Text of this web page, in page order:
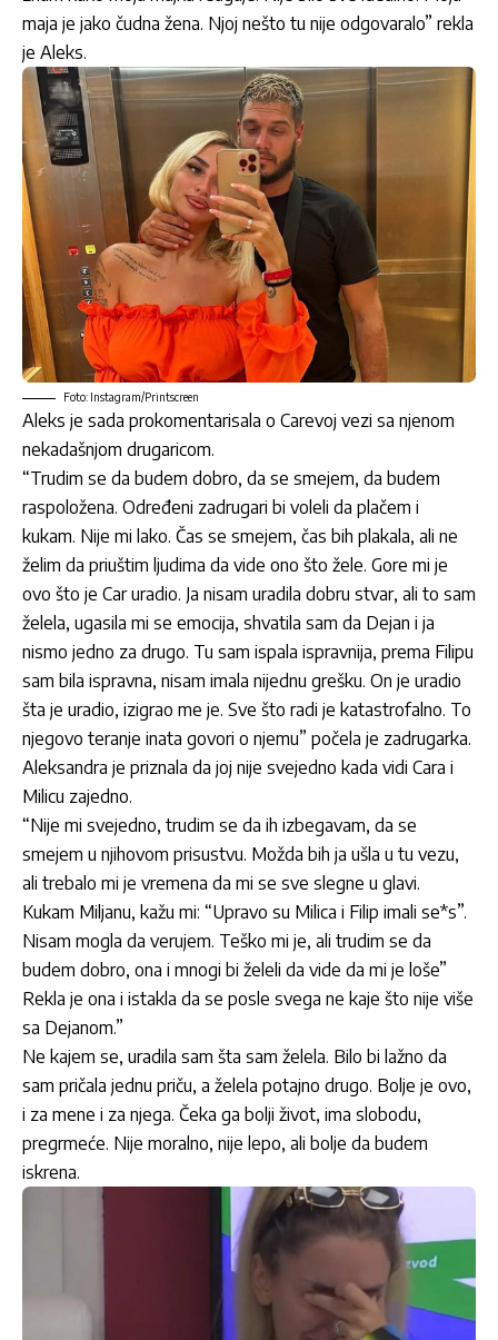
maja je jako čudna žena. Njoj nešto tu nije odgovaralo” rekla
je Aleks.
Foto: Instagram/Printscreen
Aleks je sada prokomentarisala o Carevoj vezi sa njenom
nekadašnjom drugaricom.
“Trudim se da budem dobro, da se smejem, da budem
raspoložena. Određeni zadrugari bi voleli da plačem i
kukam. Nije mi lako. Čas se smejem, čas bih plakala, ali ne
želim da priuštim ljudima da vide ono što žele. Gore mi je
ovo što je Car uradio. Ja nisam uradila dobru stvar, ali to sam
želela, ugasila mi se emocija, shvatila sam da Dejan i ja
nismo jedno za drugo. Tu sam ispala ispravnija, prema Filipu
sam bila ispravna, nisam imala nijednu grešku. On je uradio
šta je uradio, izigrao me je. Sve što radi je katastrofalno. To
njegovo teranje inata govori o njemu” počela je zadrugarka.
Aleksandra je priznala da joj nije svejedno kada vidi Cara i
Milicu zajedno.
“Nije mi svejedno, trudim se da ih izbegavam, da se
smejem u njihovom prisustvu. Možda bih ja ušla u tu vezu,
ali trebalo mi je vremena da mi se sve slegne u glavi.
Kukam Miljanu, kažu mi: “Upravo su Milica i Filip imali se*s”.
Nisam mogla da verujem. Teško mi je, ali trudim se da
budem dobro, ona i mnogi bi želeli da vide da mi je loše”
Rekla je ona i istakla da se posle svega ne kaje što nije više
sa Dejanom.”
Ne kajem se, uradila sam šta sam želela. Bilo bi lažno da
sam pričala jednu priču, a želela potajno drugo. Bolje je ovo,
i za mene i za njega. Čeka ga bolji život, ima slobodu,
pregrmeće. Nije moralno, nije lepo, ali bolje da budem
iskrena.